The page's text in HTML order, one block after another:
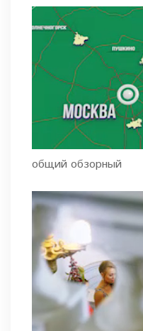
общий обзорный